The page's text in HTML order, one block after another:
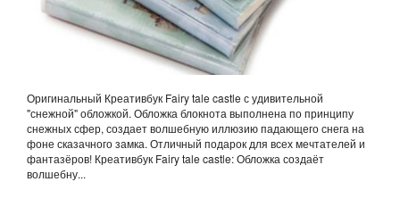
Оригинальный Креативбук Fairy tale castle с удивительной
"снежной" обложкой. Обложка блокнота выполнена по принципу
снежных сфер, создает волшебную иллюзию падающего снега на
фоне сказачного замка. Отличный подарок для всех мечтателей и
фантазёров! Креативбук Fairy tale castle: Обложка создаёт
волшебну...